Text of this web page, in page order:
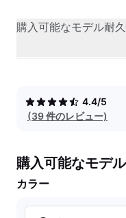
購入可能なモデル耐
4.4/5
(39 件のレビュー)
購入可能なモデル
カラー